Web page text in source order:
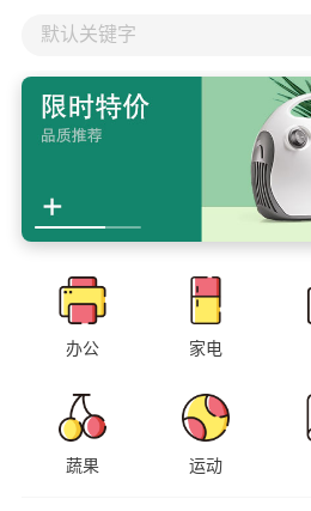
默认关键字
办公 家电
蔬果 运动